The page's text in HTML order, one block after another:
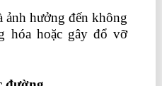
ảnh hưởng đến không
hóa hoặc gây đổ vỡ